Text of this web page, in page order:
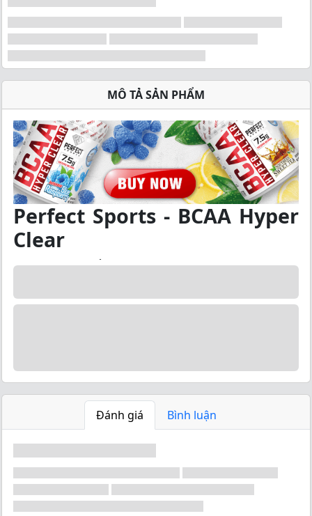
MÔ TẢ SẢN PHẨM
Perfect Sports - BCAA Hyper
Clear
Là một sản phẩm chứa BCAA (Branch Chain Amino
dạng nước trong suốt và được thiết kế để cung cấp
Hyper Clear
BCAA Hyper Clear có nhiều tính năng và lợi ích quan
trọng trong việc tăng cường cơ bắp và hiệu suất tập
luyện. Dưới đây là một số tính năng và lợi ích chính
của sản phẩm:
Cung cấp axit amin cần thiết cho
cơ bắp
Đánh giá Bình luận